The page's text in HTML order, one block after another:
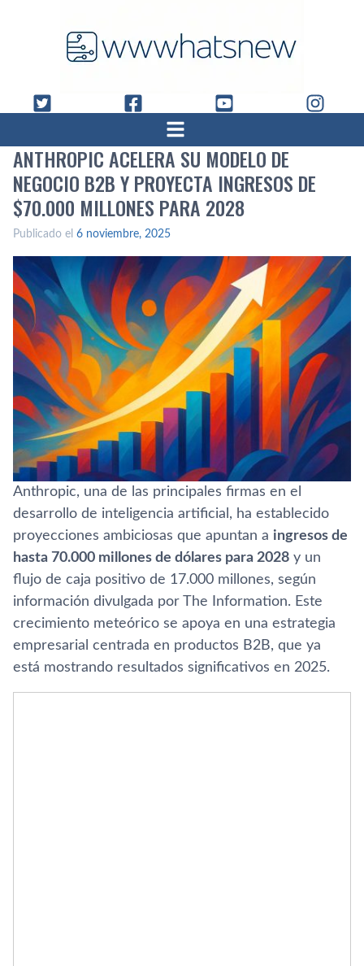
ANTHROPIC ACELERA SU MODELO DE
NEGOCIO B2B Y PROYECTA INGRESOS DE
$70.000 MILLONES PARA 2028
Publicado el 6 noviembre, 2025
Anthropic, una de las principales firmas en el
desarrollo de inteligencia artificial, ha establecido
proyecciones ambiciosas que apuntan a ingresos de
hasta 70.000 millones de dólares para 2028 y un
flujo de caja positivo de 17.000 millones, según
información divulgada por The Information. Este
crecimiento meteórico se apoya en una estrategia
empresarial centrada en productos B2B, que ya
está mostrando resultados significativos en 2025.